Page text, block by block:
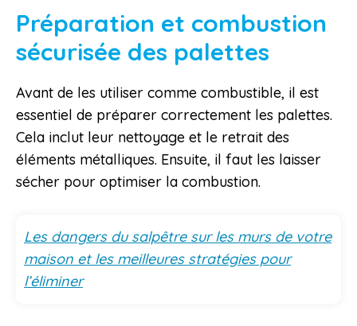
Préparation et combustion
sécurisée des palettes
Avant de les utiliser comme combustible, il est
essentiel de préparer correctement les palettes.
Cela inclut leur nettoyage et le retrait des
éléments métalliques. Ensuite, il faut les laisser
sécher pour optimiser la combustion.
Les dangers du salpêtre sur les murs de votre
maison et les meilleures stratégies pour
l’éliminer